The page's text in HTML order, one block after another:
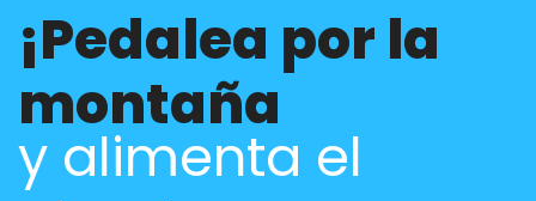
¡Pedalea por la
montaña
y alimenta el